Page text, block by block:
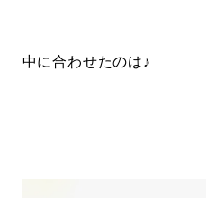
中に合わせたのは♪